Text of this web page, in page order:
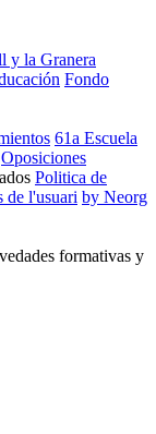
y la Granera
Fondo
61a Escuela
Oposiciones
Politica de
de l'usuari by Neorg
formativas y